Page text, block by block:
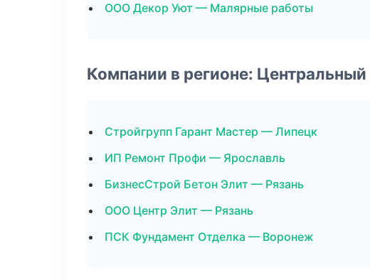
ООО Декор Уют — Малярные работы
Компании в регионе:
Стройгрупп Гарант Мастер — Липецк
ИП Ремонт Профи — Ярославль
БизнесСтрой Бетон Элит — Рязань
ООО Центр Элит — Рязань
ПСК Фундамент Отделка — Воронеж